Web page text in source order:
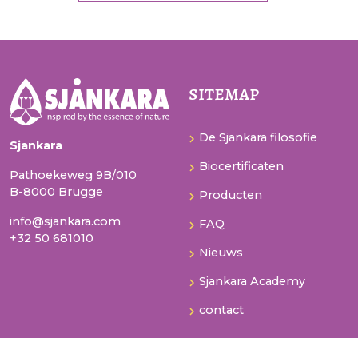
Sjankara
Pathoekeweg 9B/010
B-8000 Brugge
info@sjankara.com
+32 50 681010
sitemap
De Sjankara filosofie
Biocertificaten
Producten
FAQ
Nieuws
Sjankara Academy
contact